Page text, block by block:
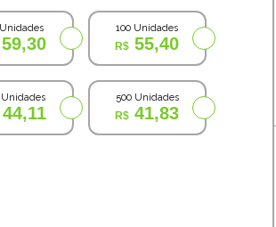
59,30
100 Unidades
55,40
Unidades
44,11
500 Unidades
41,83